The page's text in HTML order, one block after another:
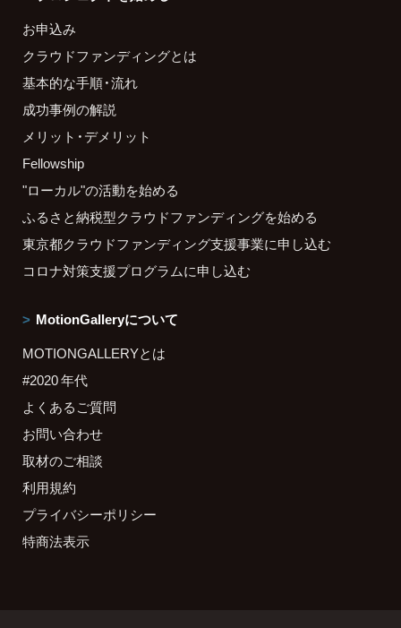
お申込み
クラウドファンディングとは
基本的な手順・流れ
成功事例の解説
メリット・デメリット
Fellowship
"ローカル"の活動を始める
ふるさと納税型クラウドファンディングを始める
東京都クラウドファンディング支援事業に申し込む
コロナ対策支援プログラムに申し込む
MotionGalleryについて
MOTIONGALLERYとは
#2020 年代
よくあるご質問
お問い合わせ
取材のご相談
利用規約
プライバシーポリシー
特商法表示